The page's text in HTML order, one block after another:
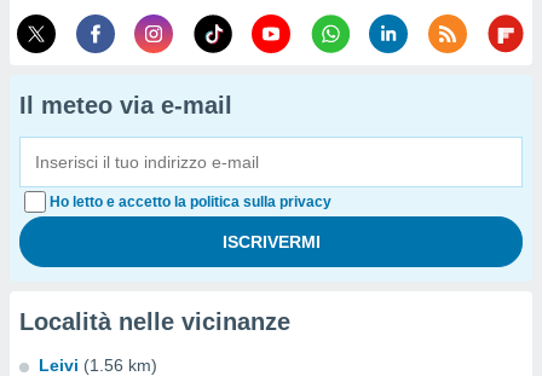
Il meteo via e-mail
Ho letto e accetto la politica sulla privacy
Località nelle vicinanze
Leivi (1.56 km)